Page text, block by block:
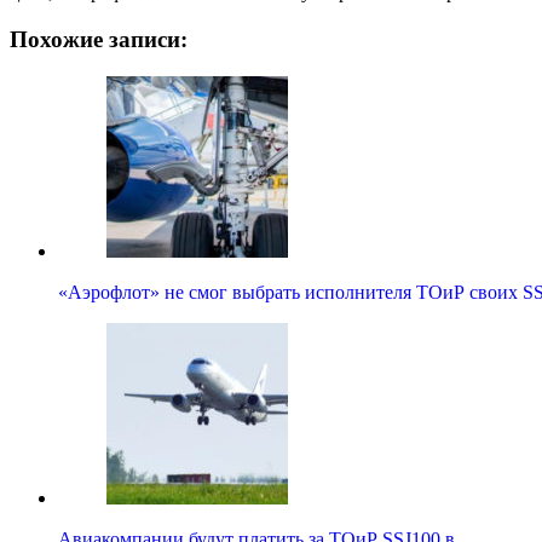
Похожие записи:
«Аэрофлот» не смог выбрать исполнителя ТОиР своих